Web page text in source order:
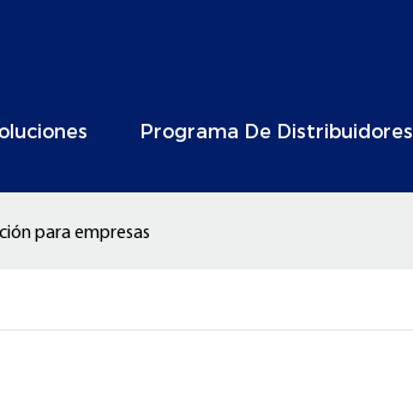
Programa De Distribuidores
para empresas